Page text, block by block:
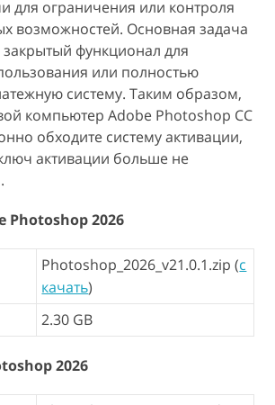
для ограничения или контроля
возможностей. Основная задача
закрытый функционал для
или полностью
систему. Таким образом,
компьютер Adobe Photoshop CC
обходите систему активации,
активации больше не
Photoshop 2026
Photoshop_2026_v21.0.1.zip (с
качать)
2.30 GB
2026